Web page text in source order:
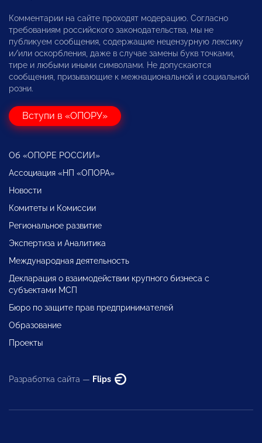
Комментарии на сайте проходят модерацию. Согласно
требованиям российского законодательства, мы не
публикуем сообщения, содержащие нецензурную лексику
и/или оскорбления, даже в случае замены букв точками,
тире и любыми иными символами. Не допускаются
сообщения, призывающие к межнациональной и социальной
розни.
Вступи в «ОПОРУ»
Об «ОПОРЕ РОССИИ»
Ассоциация «НП «ОПОРА»
Новости
Комитеты и Комиссии
Региональное развитие
Экспертиза и Аналитика
Международная деятельность
Декларация о взаимодействии крупного бизнеса с
субъектами МСП
Бюро по защите прав предпринимателей
Образование
Проекты
Разработка сайта — Flips